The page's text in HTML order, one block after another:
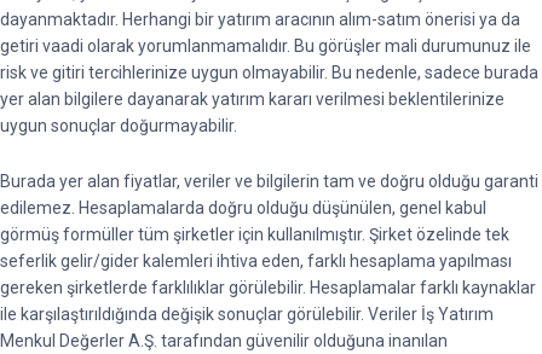
dayanmaktadır. Herhangi bir yatırım aracının alım-satım önerisi ya da
getiri vaadi olarak yorumlanmamalıdır. Bu görüşler mali durumunuz ile
risk ve gitiri tercihlerinize uygun olmayabilir. Bu nedenle, sadece burada
yer alan bilgilere dayanarak yatırım kararı verilmesi beklentilerinize
uygun sonuçlar doğurmayabilir.
Burada yer alan fiyatlar, veriler ve bilgilerin tam ve doğru olduğu garanti
edilemez. Hesaplamalarda doğru olduğu düşünülen, genel kabul
görmüş formüller tüm şirketler için kullanılmıştır. Şirket özelinde tek
seferlik gelir/gider kalemleri ihtiva eden, farklı hesaplama yapılması
gereken şirketlerde farklılıklar görülebilir. Hesaplamalar farklı kaynaklar
ile karşılaştırıldığında değişik sonuçlar görülebilir. Veriler İş Yatırım
Menkul Değerler A.Ş. tarafından güvenilir olduğuna inanılan